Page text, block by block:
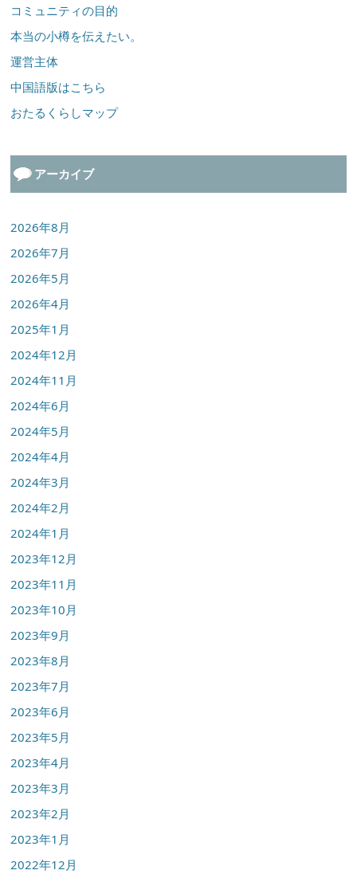
コミュニティの目的
本当の小樽を伝えたい。
運営主体
中国語版はこちら
おたるくらしマップ
アーカイブ
2026年8月
2026年7月
2026年5月
2026年4月
2025年1月
2024年12月
2024年11月
2024年6月
2024年5月
2024年4月
2024年3月
2024年2月
2024年1月
2023年12月
2023年11月
2023年10月
2023年9月
2023年8月
2023年7月
2023年6月
2023年5月
2023年4月
2023年3月
2023年2月
2023年1月
2022年12月